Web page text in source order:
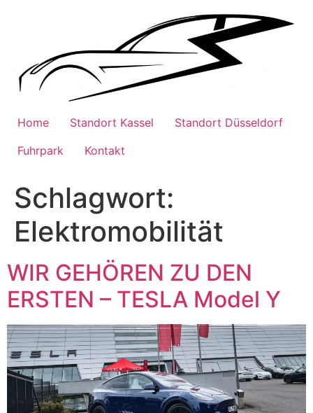
Home Standort Kassel
Standort Düsseldorf
Fuhrpark
Kontakt
Schlagwort:
Elektromobilität
WIR GEHÖREN ZU DEN
ERSTEN – TESLA Model Y